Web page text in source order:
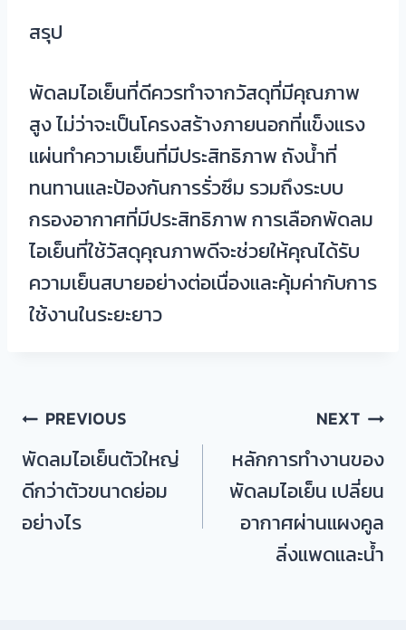
สรุป
พัดลมไอเย็นที่ดีควรทำจากวัสดุที่มีคุณภาพ
สูง ไม่ว่าจะเป็นโครงสร้างภายนอกที่แข็งแรง
แผ่นทำความเย็นที่มีประสิทธิภาพ ถังน้ำที่
ทนทานและป้องกันการรั่วซึม รวมถึงระบบ
กรองอากาศที่มีประสิทธิภาพ การเลือกพัดลม
ไอเย็นที่ใช้วัสดุคุณภาพดีจะช่วยให้คุณได้รับ
ความเย็นสบายอย่างต่อเนื่องและคุ้มค่ากับการ
ใช้งานในระยะยาว
แนะแนว
เรื่อง
PREVIOUS
พัดลมไอเย็นตัวใหญ่
ดีกว่าตัวขนาดย่อม
อย่างไร
NEXT
หลักการทำงานของ
พัดลมไอเย็น เปลี่ยน
อากาศผ่านแผงคูล
ลิ่งแพดและน้ำ